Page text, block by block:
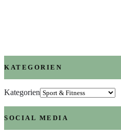
KATEGORIEN
Kategorien
SOCIAL MEDIA